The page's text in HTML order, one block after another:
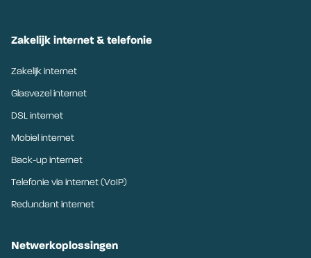
Zakelijk internet & telefonie
Zakelijk internet
Glasvezel internet
DSL internet
Mobiel internet
Back-up internet
Telefonie via internet (VoIP)
Redundant internet
Netwerkoplossingen